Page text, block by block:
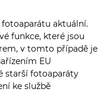
aktuální.
funkce, které jsou
v tomto případě je
EU
starší fotoaparáty
ke službě